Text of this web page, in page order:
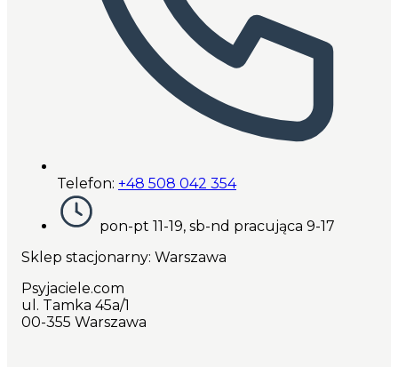
Telefon: +48 508 042 354
pon-pt 11-19, sb-nd pracująca 9-17
Sklep stacjonarny: Warszawa
Psyjaciele.com
ul. Tamka 45a/1
00-355 Warszawa